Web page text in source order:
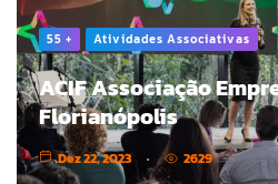
55 + Atividades Associativas
ACIF Associação
Florianópolis
Dez 22, 2023 2629